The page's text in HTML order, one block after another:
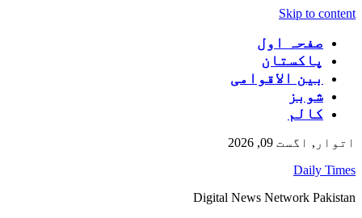
Skip to content
صفحہ اول
پاکستان
بین الاقوامی
شوبز
کالم
اتوار, اگست 09, 2026
Daily Times
Digital News Network Pakistan